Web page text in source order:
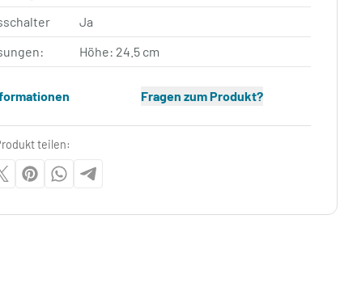
Ja
Höhe: 24.5 cm
Fragen zum Produkt?
teilen: